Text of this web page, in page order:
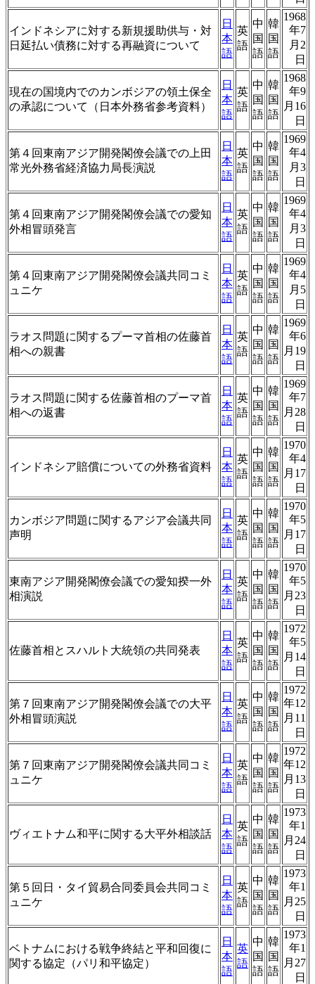
インドネシアに対する新規援助供与・対
日延払い債務に対する再融資について
日
本
語
英
語
中
国
語
韓
国
語
1968
年7
月2
日
現在の国境内でのカンボジアの領土保全
の承認について（日本外務省参考資料）
日
本
語
英
語
中
国
語
韓
国
語
1968
年9
月16
日
第４回東南アジア開発閣僚会議での上田
常光外務省経済協力局長演説
日
本
語
英
語
中
国
語
韓
国
語
1969
年4
月3
日
第４回東南アジア開発閣僚会議での愛知
外相冒頭発言
日
本
語
英
語
中
国
語
韓
国
語
1969
年4
月3
日
第４回東南アジア開発閣僚会議共同コミ
ュニケ
日
本
語
英
語
中
国
語
韓
国
語
1969
年4
月5
日
ラオス問題に関するプーマ首相の佐藤首
相への親書
日
本
語
英
語
中
国
語
韓
国
語
1969
年6
月19
日
ラオス問題に関する佐藤首相のプーマ首
相への返書
日
本
語
英
語
中
国
語
韓
国
語
1969
年7
月28
日
インドネシア賠償についての外務省資料
日
本
語
英
語
中
国
語
韓
国
語
1970
年4
月17
日
カンボジア問題に関するアジア会議共同
声明
日
本
語
英
語
中
国
語
韓
国
語
1970
年5
月17
日
東南アジア開発閣僚会議での愛知揆一外
相演説
日
本
語
英
語
中
国
語
韓
国
語
1970
年5
月23
日
佐藤首相とスハルト大統領の共同発表
日
本
語
英
語
中
国
語
韓
国
語
1972
年5
月14
日
第７回東南アジア開発閣僚会議での大平
外相冒頭演説
日
本
語
英
語
中
国
語
韓
国
語
1972
年12
月11
日
第７回東南アジア開発閣僚会議共同コミ
ュニケ
日
本
語
英
語
中
国
語
韓
国
語
1972
年12
月13
日
ヴィエトナム和平に関する大平外相談話
日
本
語
英
語
中
国
語
韓
国
語
1973
年1
月24
日
第５回日・タイ貿易合同委員会共同コミ
ュニケ
日
本
語
英
語
中
国
語
韓
国
語
1973
年1
月25
日
ベトナムにおける戦争終結と平和回復に
関する協定（パリ和平協定）
日
本
語
英
語
中
国
語
韓
国
語
1973
年1
月27
日